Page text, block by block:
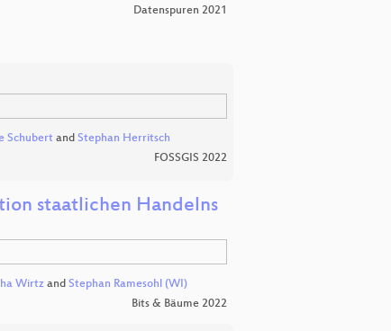
Datenspuren 2021
Schubertand Stephan Herritsch
FOSSGIS 2022
staatlichen Handelns
Wirtzand Stephan Ramesohl (WI)
Bits & Bäume 2022